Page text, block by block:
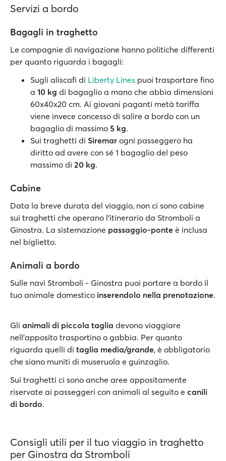
Servizi a bordo
Bagagli in traghetto
Le compagnie di navigazione hanno politiche differenti
per quanto riguarda i bagagli:
Sugli aliscafi di Liberty Lines puoi trasportare fino
a 10 kg di bagaglio a mano che abbia dimensioni
60x40x20 cm. Ai giovani paganti metà tariffa
viene invece concesso di salire a bordo con un
bagaglio di massimo 5 kg.
Sui traghetti di Siremar ogni passeggero ha
diritto ad avere con sé 1 bagaglio del peso
massimo di 20 kg.
Cabine
Data la breve durata del viaggio, non ci sono cabine
sui traghetti che operano l’itinerario da Stromboli a
Ginostra. La sistemazione passaggio-ponte è inclusa
nel biglietto.
Animali a bordo
Sulle navi Stromboli - Ginostra puoi portare a bordo il
tuo animale domestico inserendolo nella prenotazione.
Gli animali di piccola taglia devono viaggiare
nell'apposito trasportino o gabbia. Per quanto
riguarda quelli di taglia media/grande, è obbligatorio
che siano muniti di museruola e guinzaglio.
Sui traghetti ci sono anche aree appositamente
riservate ai passeggeri con animali al seguito e canili
di bordo.
Consigli utili per il tuo viaggio in traghetto
per Ginostra da Stromboli